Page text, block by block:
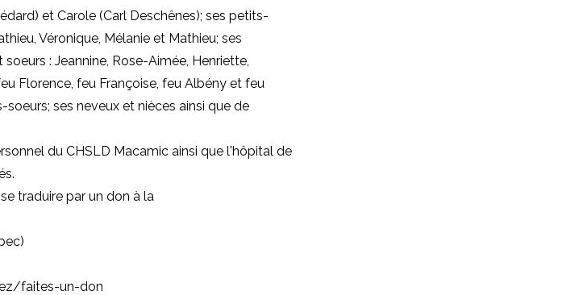
et Carole (Carl Deschênes); ses petits-
Véronique, Mélanie et Mathieu; ses
: Jeannine, Rose-Aimée, Henriette,
Florence, feu Françoise, feu Albény et feu
ses neveux et nièces ainsi que de
du CHSLD Macamic ainsi que l'hôpital de
traduire par un don à la
faites-un-don